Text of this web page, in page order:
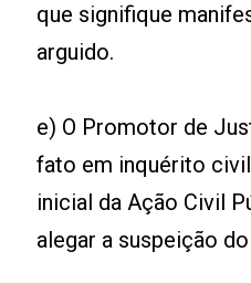
que signifique
arguido.
e) O Promotor de
fato em inquérito
inicial da Ação Civil
alegar a suspeição